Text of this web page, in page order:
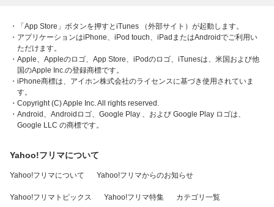
・「App Store」ボタンを押すとiTunes （外部サイト）が起動します。
・アプリケーションはiPhone、iPod touch、iPadまたはAndroidでご利用い
ただけます。
・Apple、Appleのロゴ、App Store、iPodのロゴ、iTunesは、米国および他
国のApple Inc.の登録商標です。
・iPhone商標は、アイホン株式会社のライセンスに基づき使用されていま
す。
・Copyright (C) Apple Inc. All rights reserved.
・Android、Androidロゴ、Google Play 、および Google Play ロゴは、
Google LLC の商標です。
Yahoo!フリマについて
Yahoo!フリマについて Yahoo!フリマからのお知らせ
Yahoo!フリマトピックス Yahoo!フリマ特集 カテゴリ一覧